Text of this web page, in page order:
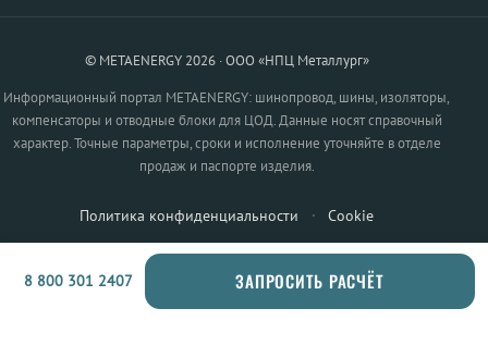
© METAENERGY 2026 · ООО «НПЦ Металлург»
Информационный портал METAENERGY: шинопровод, шины, изоляторы,
компенсаторы и отводные блоки для ЦОД. Данные носят справочный
характер. Точные параметры, сроки и исполнение уточняйте в отделе
продаж и паспорте изделия.
Политика конфиденциальности · Cookie
8 800 301 2407 ЗАПРОСИТЬ РАСЧЁТ